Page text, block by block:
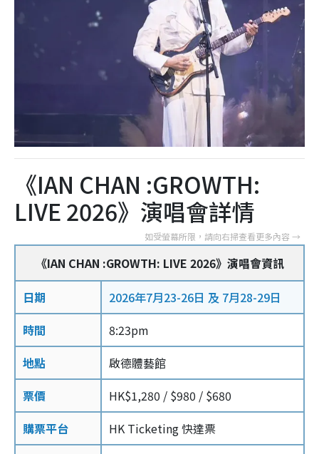
《IAN CHAN :GROWTH:
LIVE 2026》演唱會詳情
《IAN CHAN :GROWTH: LIVE 2026》演唱會資訊
日期
2026年7月23-26日 及 7月28-29日
時間
8:23pm
地點
啟德體藝館
票價
HK$1,280 / $980 / $680
購票平台
HK Ticketing 快達票